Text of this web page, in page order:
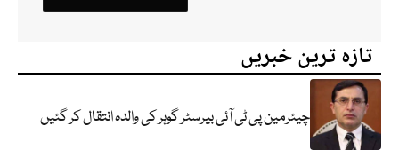
تازہ ترین خبریں
چیئرمین پی ٹی آئی بیرسٹر گوہر کی والدہ انتقال کر گئیں